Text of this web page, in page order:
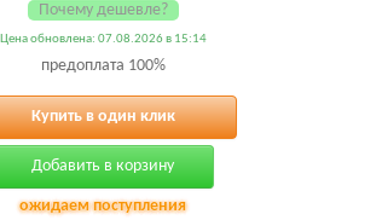
Почему дешевле?
Цена обновлена: 07.08.2026 в 15:14
предоплата 100%
Купить в один клик
Добавить в корзину
ожидаем поступления